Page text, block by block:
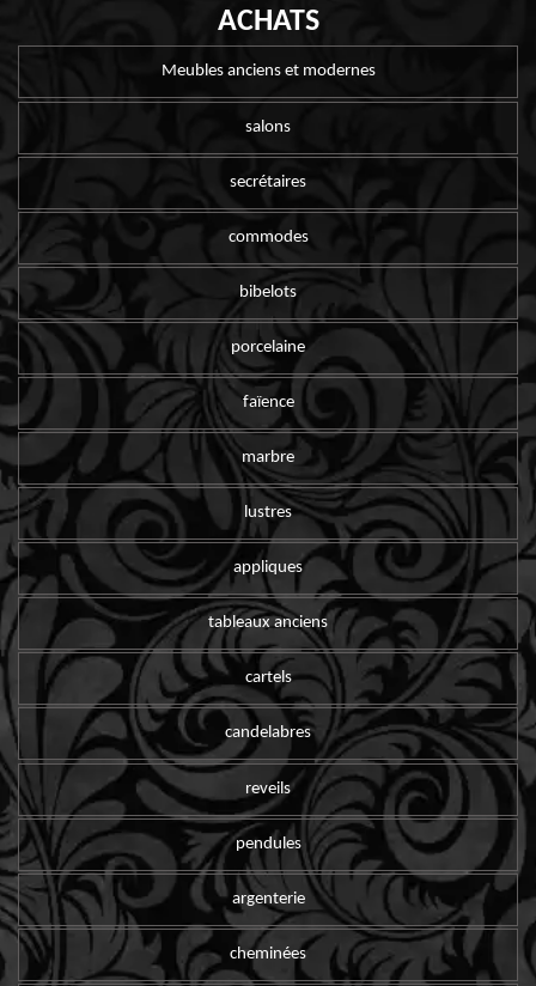
ACHATS
Meubles anciens et modernes
salons
secrétaires
commodes
bibelots
porcelaine
faïence
marbre
lustres
appliques
tableaux anciens
cartels
candelabres
reveils
pendules
argenterie
cheminées